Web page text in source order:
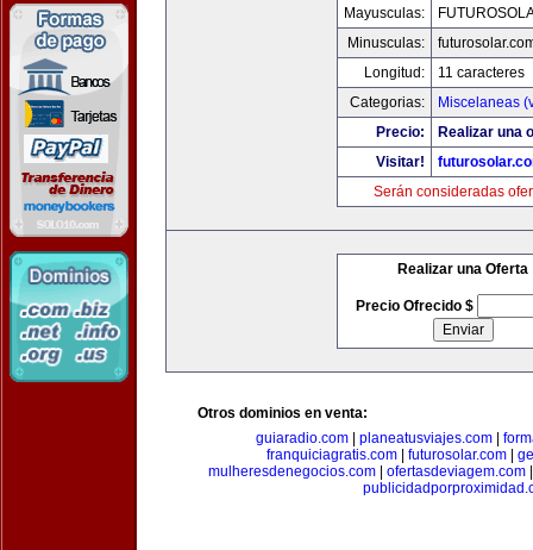
Mayusculas:
Minusculas:
Longitud:
11 caracteres
Categorias:
Miscelaneas
Precio:
Realizar una
Visitar!
Serán consideradas
Realizar una Oferta
Precio Ofrecido $
Otros dominios en venta:
guiaradio.com
planeatusviajes.com
franquiciagratis.com
futurosolar.com
mulheresdenegocios.com
ofertasdeviagem.com